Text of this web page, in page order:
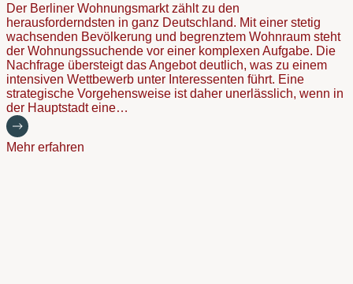
Der Berliner Wohnungsmarkt zählt zu den
herausforderndsten in ganz Deutschland. Mit einer stetig
wachsenden Bevölkerung und begrenztem Wohnraum steht
der Wohnungssuchende vor einer komplexen Aufgabe. Die
Nachfrage übersteigt das Angebot deutlich, was zu einem
intensiven Wettbewerb unter Interessenten führt. Eine
strategische Vorgehensweise ist daher unerlässlich, wenn in
der Hauptstadt eine…
Mehr erfahren